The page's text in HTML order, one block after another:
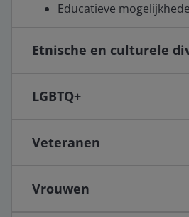
Educatieve
Etnische en culturele
LGBTQ+
Veteranen
Vrouwen